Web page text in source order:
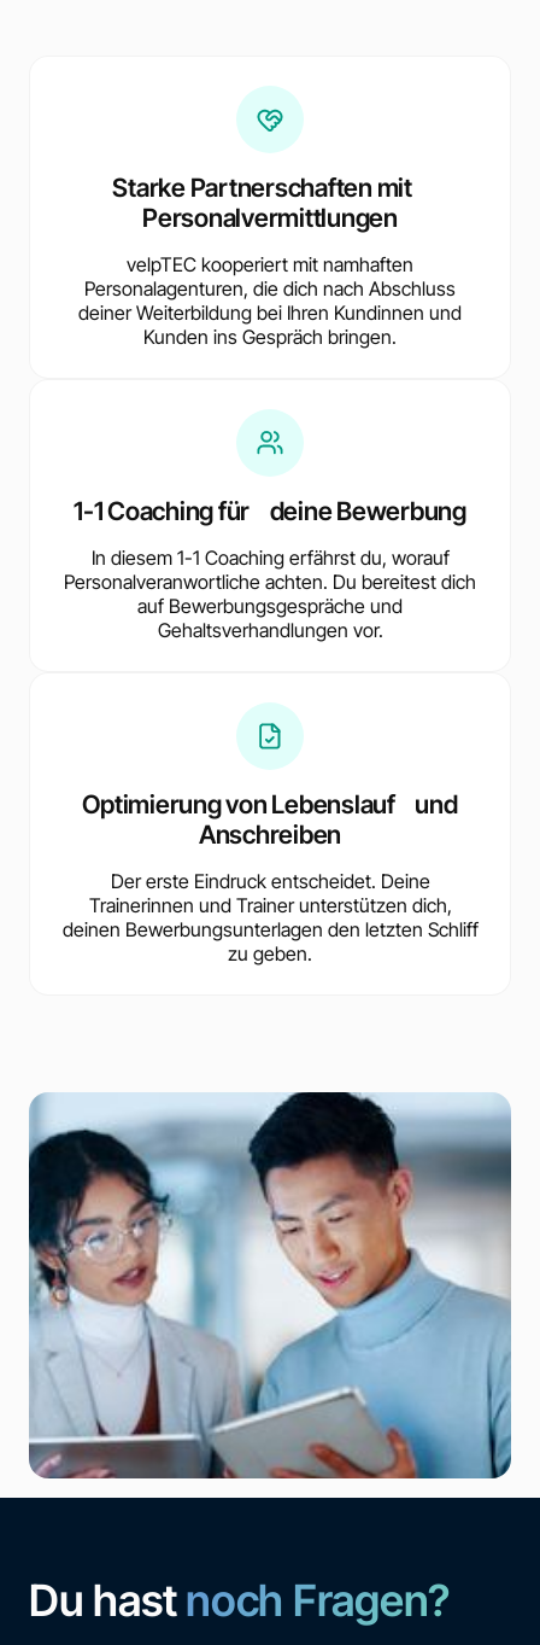
Starke Partnerschaften mit
Personalvermittlungen
velpTEC kooperiert mit namhaften
Personalagenturen, die dich nach Abschluss
deiner Weiterbildung bei Ihren Kundinnen und
Kunden ins Gespräch bringen.
1-1 Coaching für deine Bewerbung
In diesem 1-1 Coaching erfährst du, worauf
Personalveranwortliche achten. Du bereitest dich
auf Bewerbungsgespräche und
Gehaltsverhandlungen vor.
Optimierung von Lebenslauf und
Anschreiben
Der erste Eindruck entscheidet. Deine
Trainerinnen und Trainer unterstützen dich,
deinen Bewerbungsunterlagen den letzten Schliff
zu geben.
Du hastnoch Fragen?